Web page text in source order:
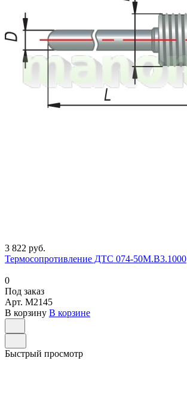
3 822 руб.
Термосопротивление ДТС 074-50М.В3.1000
0
Под заказ
Арт. M2145
В корзину В корзине
Быстрый просмотр